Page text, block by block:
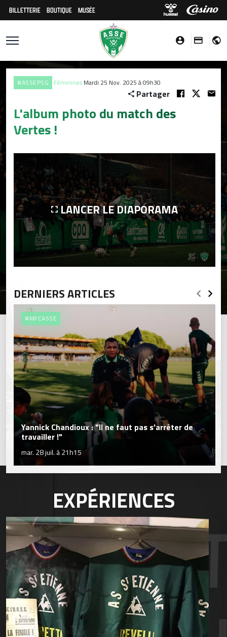
BILLETTERIE BOUTIQUE MUSÉE
#ASSEPSG Féminines Mardi 25 Nov. 2025 à 09h30
Partager
L'album photo du match des
Vertes !
LANCER LE DIAPORAMA
DERNIERS ARTICLES
#MFCASSE
Yannick Chandioux : "Il ne faut pas s'arrêter de
travailler !"
mar. 28 juil. à 21h15
EXPÉRIENCES